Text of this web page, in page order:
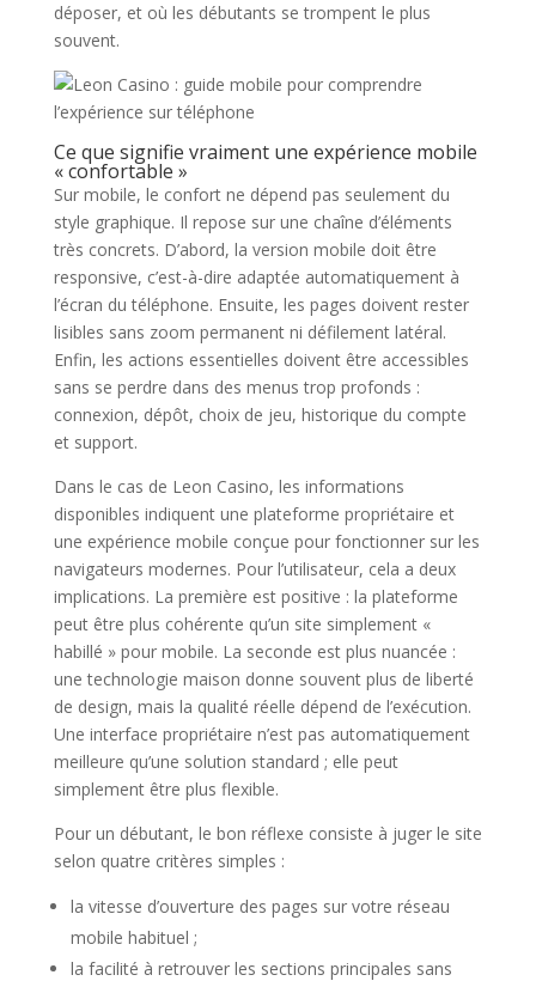
déposer, et où les débutants se trompent le plus
souvent.
Ce que signifie vraiment une expérience mobile
« confortable »
Sur mobile, le confort ne dépend pas seulement du
style graphique. Il repose sur une chaîne d’éléments
très concrets. D’abord, la version mobile doit être
responsive, c’est-à-dire adaptée automatiquement à
l’écran du téléphone. Ensuite, les pages doivent rester
lisibles sans zoom permanent ni défilement latéral.
Enfin, les actions essentielles doivent être accessibles
sans se perdre dans des menus trop profonds :
connexion, dépôt, choix de jeu, historique du compte
et support.
Dans le cas de Leon Casino, les informations
disponibles indiquent une plateforme propriétaire et
une expérience mobile conçue pour fonctionner sur les
navigateurs modernes. Pour l’utilisateur, cela a deux
implications. La première est positive : la plateforme
peut être plus cohérente qu’un site simplement «
habillé » pour mobile. La seconde est plus nuancée :
une technologie maison donne souvent plus de liberté
de design, mais la qualité réelle dépend de l’exécution.
Une interface propriétaire n’est pas automatiquement
meilleure qu’une solution standard ; elle peut
simplement être plus flexible.
Pour un débutant, le bon réflexe consiste à juger le site
selon quatre critères simples :
la vitesse d’ouverture des pages sur votre réseau
mobile habituel ;
la facilité à retrouver les sections principales sans